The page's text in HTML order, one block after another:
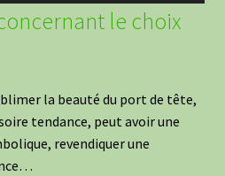
le choix
la beauté du port de tête,
tendance, peut avoir une
revendiquer une